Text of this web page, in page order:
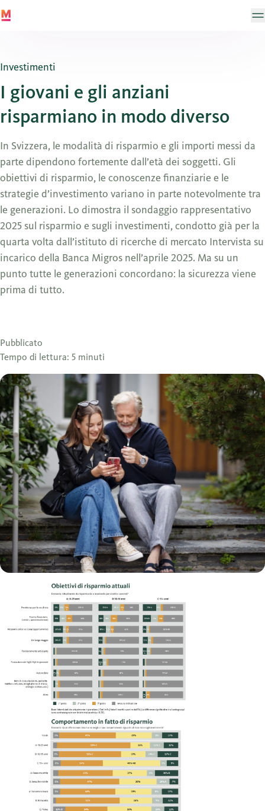
Investimenti
I giovani e gli anziani
risparmiano in modo diverso
In Svizzera, le modalità di risparmio e gli importi messi da
parte dipendono fortemente dall’età dei soggetti. Gli
obiettivi di risparmio, le conoscenze finanziarie e le
strategie d’investimento variano in parte notevolmente tra
le generazioni. Lo dimostra il sondaggio rappresentativo
2025 sul risparmio e sugli investimenti, condotto già per la
quarta volta dall’istituto di ricerche di mercato Intervista su
incarico della Banca Migros nell’aprile 2025. Ma su un
punto tutte le generazioni concordano: la sicurezza viene
prima di tutto.
Pubblicato
Tempo di lettura: 5 minuti